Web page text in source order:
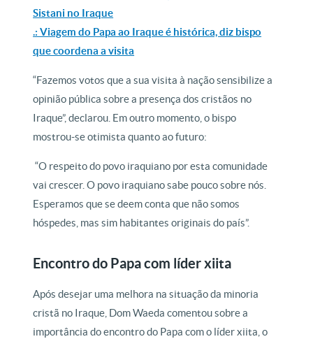
Sistani no Iraque
.: Viagem do Papa ao Iraque é histórica, diz bispo
que coordena a visita
“Fazemos votos que a sua visita à nação sensibilize a
opinião pública sobre a presença dos cristãos no
Iraque”, declarou. Em outro momento, o bispo
mostrou-se otimista quanto ao futuro:
“O respeito do povo iraquiano por esta comunidade
vai crescer. O povo iraquiano sabe pouco sobre nós.
Esperamos que se deem conta que não somos
hóspedes, mas sim habitantes originais do país”.
Encontro do Papa com líder xiita
Após desejar uma melhora na situação da minoria
cristã no Iraque, Dom Waeda comentou sobre a
importância do encontro do Papa com o líder xiita, o